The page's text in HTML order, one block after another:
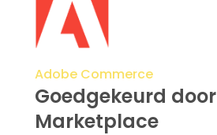
Adobe Commerce
Goedgekeurd door
Marketplace